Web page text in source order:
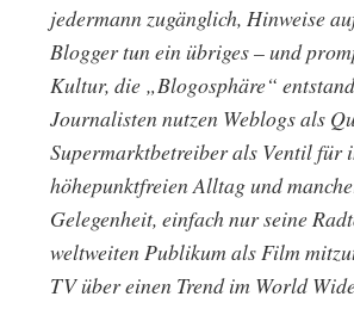
jedermann zugänglich, Hinweise
Blogger tun ein übriges – und
Kultur, die „Blogosphäre“
Journalisten nutzen Weblogs als
Supermarktbetreiber als Ventil für
höhepunktfreien Alltag und
Gelegenheit, einfach nur seine
weltweiten Publikum als Film
TV über einen Trend im World